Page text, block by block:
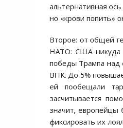
альтернативная
но «крови попить»
Второе: от общей
НАТО: США никуда
победы Трампа над
ВПК. До 5%
ей пообещали
засчитывается
значит, европейцы
фиксировать их